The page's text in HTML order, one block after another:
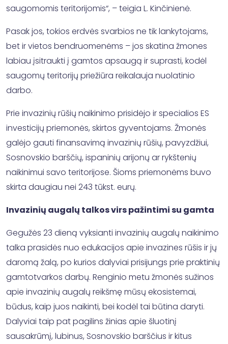
saugomomis teritorijomis“, – teigia L. Kinčinienė.
Pasak jos, tokios erdvės svarbios ne tik lankytojams,
bet ir vietos bendruomenėms – jos skatina žmones
labiau įsitraukti į gamtos apsaugą ir suprasti, kodėl
saugomų teritorijų priežiūra reikalauja nuolatinio
darbo.
Prie invazinių rūšių naikinimo prisidėjo ir specialios ES
investicijų priemonės, skirtos gyventojams. Žmonės
galėjo gauti finansavimą invazinių rūšių, pavyzdžiui,
Sosnovskio barščių, ispaninių arijonų ar rykštenių
naikinimui savo teritorijose. Šioms priemonėms buvo
skirta daugiau nei 243 tūkst. eurų.
Invazinių augalų talkos virs pažintimi su gamta
Gegužės 23 dieną vyksianti invazinių augalų naikinimo
talka prasidės nuo edukacijos apie invazines rūšis ir jų
daromą žalą, po kurios dalyviai prisijungs prie praktinių
gamtotvarkos darbų. Renginio metu žmonės sužinos
apie invazinių augalų reikšmę mūsų ekosistemai,
būdus, kaip juos naikinti, bei kodėl tai būtina daryti.
Dalyviai taip pat pagilins žinias apie šluotinį
sausakrūmį, lubinus, Sosnovskio barščius ir kitus